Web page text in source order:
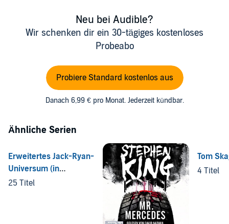
Neu bei Audible?
Wir schenken dir ein 30-tägiges kostenloses
Probeabo
Probiere Standard kostenlos aus
Danach 6,99 € pro Monat. Jederzeit kündbar.
Ähnliche Serien
Erweitertes Jack-Ryan-
Universum (in
Veröffentlichungsreihenfolge)
25 Titel
Tom
4 Titel